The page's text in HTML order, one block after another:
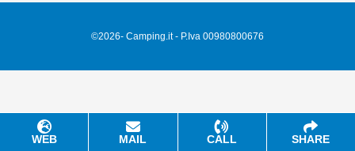
WEB MAIL CALL SHARE
©2026- Camping.it - P.Iva 00980800676